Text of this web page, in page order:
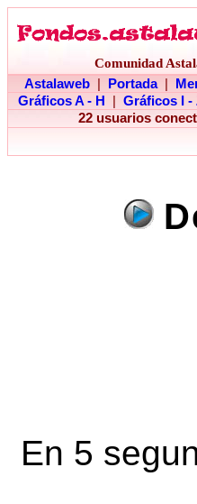
Comunidad
Astalaweb
Portada
Gráficos A - H
Gráficos I -
22 usuarios
En 5